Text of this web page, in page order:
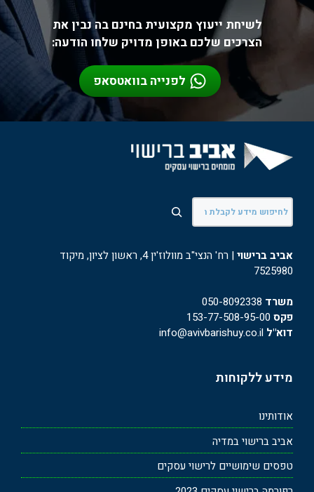
לשיחת ייעוץ מקצועית בחינם בה נבין את
הצרכים שלכם באופן מדויק שלחו הודעה:
לפנייה בוואטסאפ
חיפוש
אביב ברישוי
| רח' הנצי"ב מוולוז'ין 4, ראשון לציון, מיקוד
7525980
משרד 050-8092338
פקס
דוא"ל
מידע ללקוחות
אודותינו
אביב ברישוי במדיה
טפסים שימושיים לרישוי עסקים